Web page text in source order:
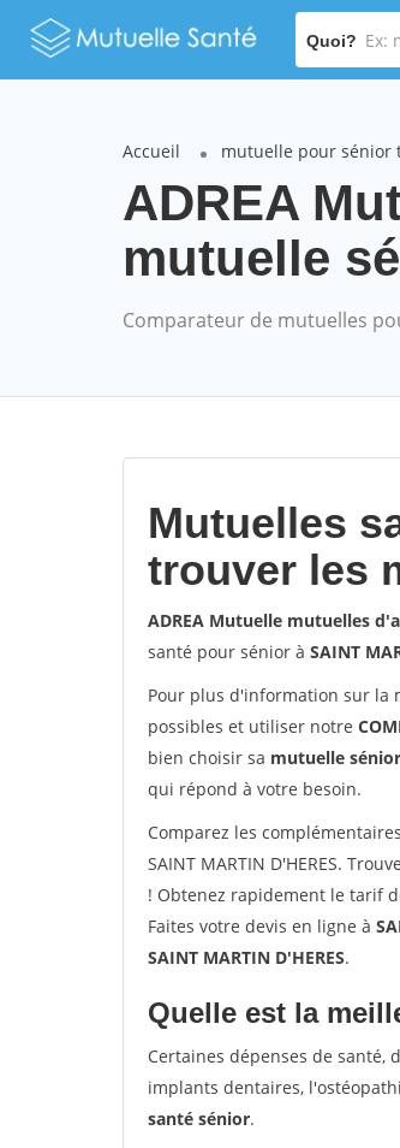
Quoi?
Accueil mutuelle pour sénior
ADREA
mutuelle
Comparateur de mutuelles
Mutuelles
trouver les
ADREA Mutuelle mutuelles
santé pour sénior à SAINT
Pour plus d'information sur la
possibles et utiliser notre
bien choisir sa mutuelle sénior
qui répond à votre besoin.
Comparez les
SAINT MARTIN D'HERES.
! Obtenez rapidement le tarif
Faites votre devis en ligne à
SAINT MARTIN D'HERES.
Quelle est la
Certaines dépenses de santé,
implants dentaires,
santé sénior.